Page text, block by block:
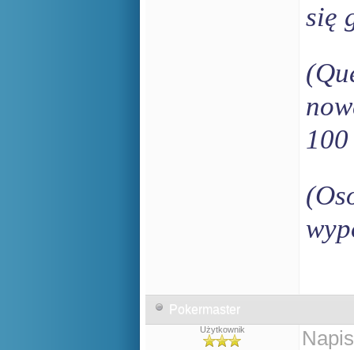
się
Pokermaster
Użytkownik